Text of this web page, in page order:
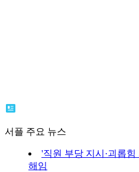
서플 주요 뉴스
'직원 부당 지시·괴롭
해임